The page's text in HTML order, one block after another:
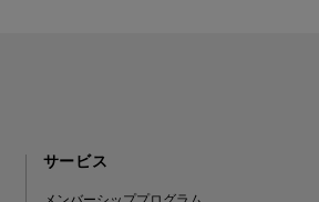
サービス